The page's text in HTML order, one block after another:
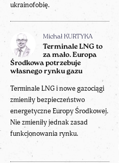
ukrainofobię.
Michał KURTYKA
Terminale LNG to
za mało. Europa
Środkowa potrzebuje
własnego rynku gazu
Terminale LNG i nowe gazociągi
zmieniły bezpieczeństwo
energetyczne Europy Środkowej.
Nie zmieniły jednak zasad
funkcjonowania rynku.